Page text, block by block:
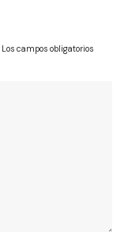
Los campos obligatorios